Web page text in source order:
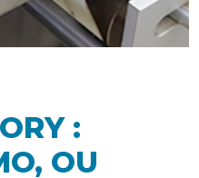
:
OU